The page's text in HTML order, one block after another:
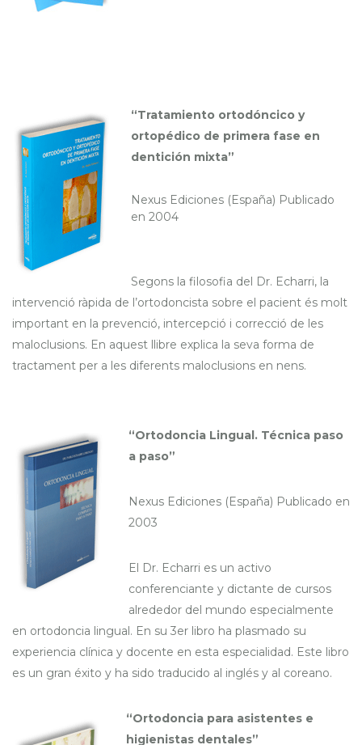
“Tratamiento ortodóncico y
ortopédico de primera fase en
dentición mixta”
Nexus Ediciones (España) Publicado
en 2004
Segons la filosofia del Dr. Echarri, la
intervenció ràpida de l’ortodoncista sobre el pacient és molt
important en la prevenció, intercepció i correcció de les
maloclusions. En aquest llibre explica la seva forma de
tractament per a les diferents maloclusions en nens.
“Ortodoncia Lingual. Técnica paso
a paso”
Nexus Ediciones (España) Publicado en
2003
El Dr. Echarri es un activo
conferenciante y dictante de cursos
alrededor del mundo especialmente
en ortodoncia lingual. En su 3er libro ha plasmado su
experiencia clínica y docente en esta especialidad. Este libro
es un gran éxito y ha sido traducido al inglés y al coreano.
“Ortodoncia para asistentes e
higienistas dentales”